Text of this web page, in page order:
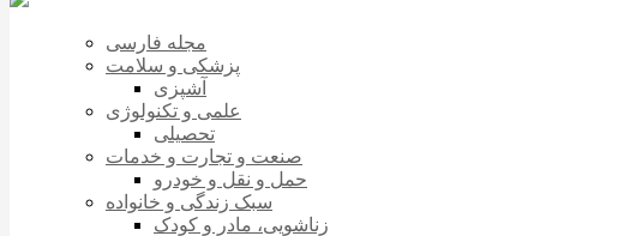
مجله فارسی
پزشکی و سلامت
آشپزی
علمی و تکنولوژی
تحصیلی
صنعت و تجارت و خدمات
حمل و نقل و خودرو
سبک زندگی و خانواده
زناشویی، مادر و کودک